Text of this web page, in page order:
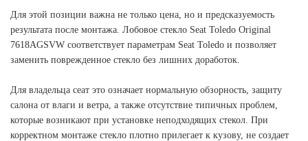
Для этой позиции важна не только цена, но и предсказуемость
результата после монтажа. Лобовое стекло Seat Toledo Original
7618AGSVW соответствует параметрам Seat Toledo и позволяет
заменить поврежденное стекло без лишних доработок.
Для владельца сеат это означает нормальную обзорность, защиту
салона от влаги и ветра, а также отсутствие типичных проблем,
которые возникают при установке неподходящих стекол. При
корректном монтаже стекло плотно прилегает к кузову, не создает